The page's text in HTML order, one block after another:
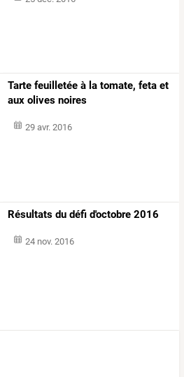
Tarte feuilletée à la tomate, feta et
aux olives noires
29 avr. 2016
Résultats du défi d'octobre 2016
24 nov. 2016